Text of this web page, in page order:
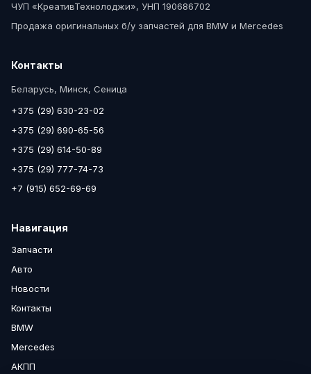
ЧУП «КреативТехнолоджи», УНП 190686702
Продажа оригинальных б/у запчастей для BMW и Mercedes
Контакты
Беларусь, Минск, Сеница
+375 (29) 630-23-02
+375 (29) 690-65-56
+375 (29) 614-50-89
+375 (29) 777-74-73
+7 (915) 652-69-69
Навигация
Запчасти
Авто
Новости
Контакты
BMW
Mercedes
АКПП